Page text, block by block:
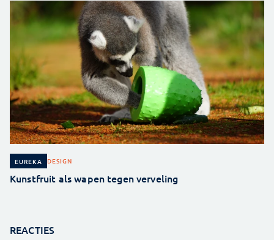
EUREKA DESIGN
Kunstfruit als wapen tegen verveling
REACTIES